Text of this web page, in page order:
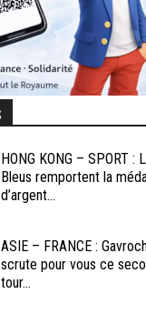
HONG KONG – SPORT :
Bleus remportent la
d’argent...
ASIE – FRANCE :
scrute pour vous ce
tour...